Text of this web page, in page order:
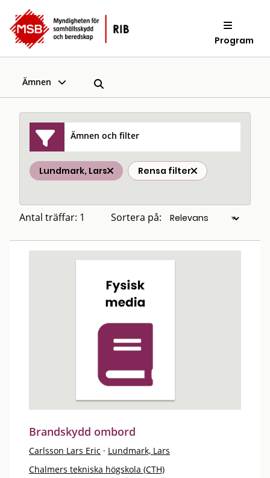
Program
Ämnen
Ämnen och filter
Lundmark, Lars Rensa filter
Antal träffar: 1 Sortera på:
Brandskydd ombord
Carlsson Lars Eric · Lundmark, Lars
Chalmers tekniska högskola (CTH)